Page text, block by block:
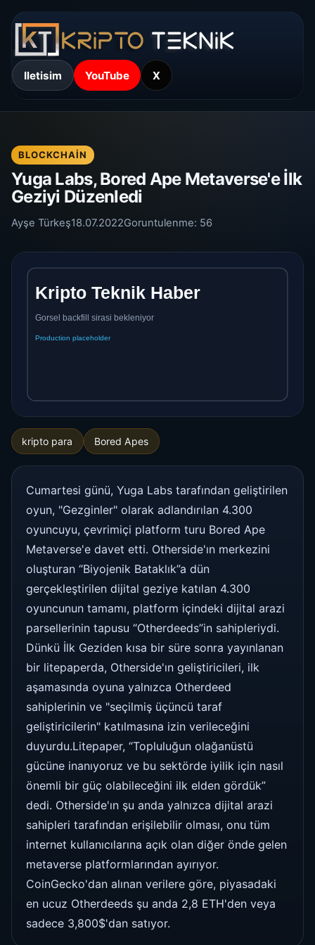
Iletisim YouTube X
BLOCKCHAIN
Yuga Labs, Bored Ape Metaverse'e İlk
Geziyi Düzenledi
Ayşe Türkeş18.07.2022Goruntulenme: 56
kripto para Bored Apes
Cumartesi günü, Yuga Labs tarafından geliştirilen
oyun, "Gezginler" olarak adlandırılan 4.300
oyuncuyu, çevrimiçi platform turu Bored Ape
Metaverse'e davet etti. Otherside'ın merkezini
oluşturan “Biyojenik Bataklık”a dün
gerçekleştirilen dijital geziye katılan 4.300
oyuncunun tamamı, platform içindeki dijital arazi
parsellerinin tapusu “Otherdeeds”in sahipleriydi.
Dünkü İlk Geziden kısa bir süre sonra yayınlanan
bir litepaperda, Otherside'ın geliştiricileri, ilk
aşamasında oyuna yalnızca Otherdeed
sahiplerinin ve "seçilmiş üçüncü taraf
geliştiricilerin" katılmasına izin verileceğini
duyurdu.Litepaper, “Topluluğun olağanüstü
gücüne inanıyoruz ve bu sektörde iyilik için nasıl
önemli bir güç olabileceğini ilk elden gördük”
dedi. Otherside'ın şu anda yalnızca dijital arazi
sahipleri tarafından erişilebilir olması, onu tüm
internet kullanıcılarına açık olan diğer önde gelen
metaverse platformlarından ayırıyor.
CoinGecko'dan alınan verilere göre, piyasadaki
en ucuz Otherdeeds şu anda 2,8 ETH'den veya
sadece 3,800$'dan satıyor.